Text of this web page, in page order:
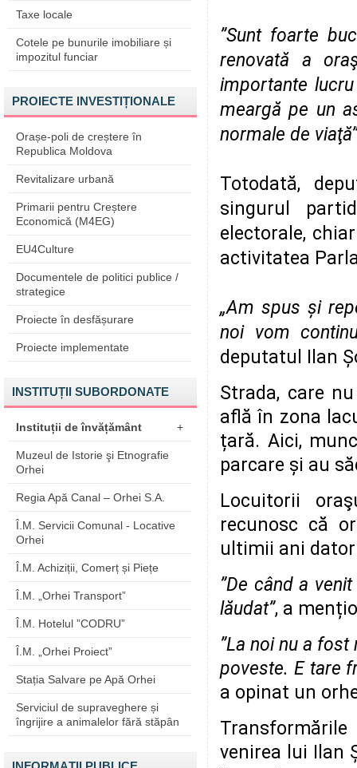
Taxe locale
Cotele pe bunurile imobiliare și
impozitul funciar
PROIECTE INVESTIȚIONALE
Orașe-poli de creștere în
Republica Moldova
Revitalizare urbană
Primarii pentru Creștere
Economică (M4EG)
EU4Culture
Documentele de politici publice /
strategice
Proiecte în desfășurare
Proiecte implementate
INSTITUȚII SUBORDONATE
Instituții de învățământ +
Muzeul de Istorie şi Etnografie
Orhei
Regia Apă Canal – Orhei S.A.
Î.M. Servicii Comunal - Locative
Orhei
Î.M. Achiziții, Comerț și Piețe
Î.M. „Orhei Transport”
Î.M. Hotelul ”CODRU”
Î.M. „Orhei Proiect”
Stația Salvare pe Apă Orhei
Serviciul de supraveghere și
îngrijire a animalelor fără stăpân
”Sunt foarte
renovată a
importante
meargă pe un
normale de
Totodată,
singurul
electorale,
activitatea
„Am spus și
noi vom
deputatul Ilan
Strada, care
află în zona
țară. Aici,
parcare și au
Locuitorii
recunosc că
ultimii ani
”De când a
lăudat”, a
”La noi nu a
poveste. E tare
a opinat un
venirea lui Ilan